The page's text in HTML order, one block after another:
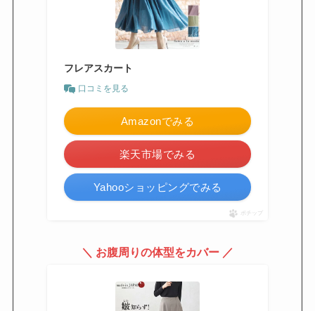
フレアスカート
口コミを見る
Amazonでみる
楽天市場でみる
Yahooショッピングでみる
ポチップ
＼ お腹周りの体型をカバー ／